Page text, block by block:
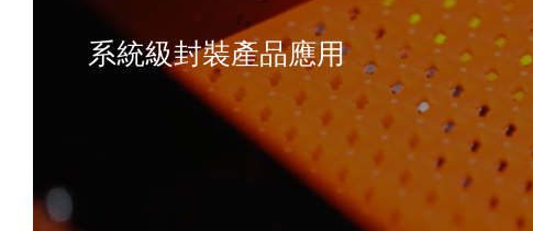
系統級封裝產品應用